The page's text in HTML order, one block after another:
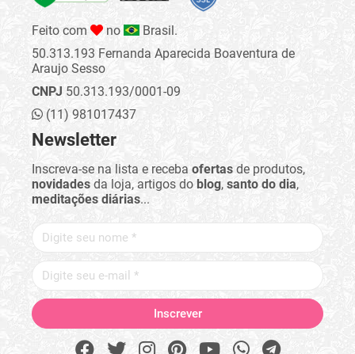
Feito com no
Brasil.
50.313.193 Fernanda Aparecida Boaventura de
Araujo Sesso
CNPJ 50.313.193/0001-09
(11) 981017437
Newsletter
Inscreva-se na lista e receba ofertas de produtos,
novidades da loja, artigos do blog, santo do dia,
meditações diárias...